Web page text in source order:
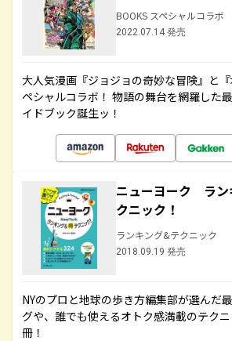
BOOKS スペシャルコラボ
2022.07.14 発売
大人気漫画『ジョジョの奇妙な冒険』と
ペシャルコラボ！ 物語の舞台を網羅した
イドブック誕生ッ！
ニューヨーク ラン
クニック！
ランキング&テクニック
2018.09.19 発売
NYのプロと地球の歩き方編集部が選んだ
グや、誰でも使えるオトク感満載のテク
冊！